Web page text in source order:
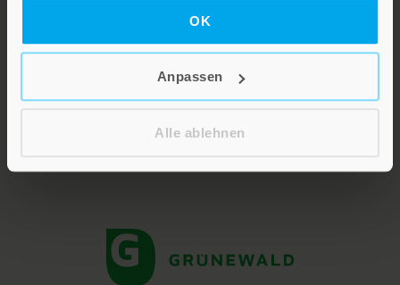
OK
Anpassen
Alle ablehnen
Lebensfreude in farbenfroher Gestaltung: Persönliche
Segenswünsche und Geschenkbücher zum Thema älter
werden. Grußkarten für Geburtstage, zur Ermutigung, zu Trost
und Trauer.